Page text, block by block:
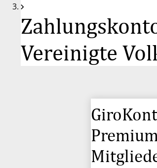
Vereinigte
Premium